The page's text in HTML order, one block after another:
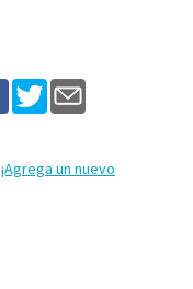
¡Agrega un nuevo